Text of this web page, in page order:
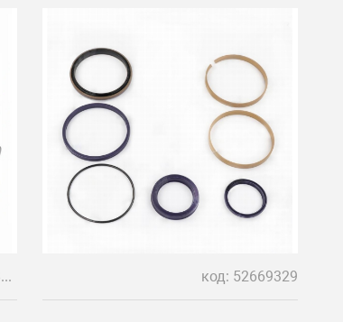
код: 267225, 268995 код: 52669329